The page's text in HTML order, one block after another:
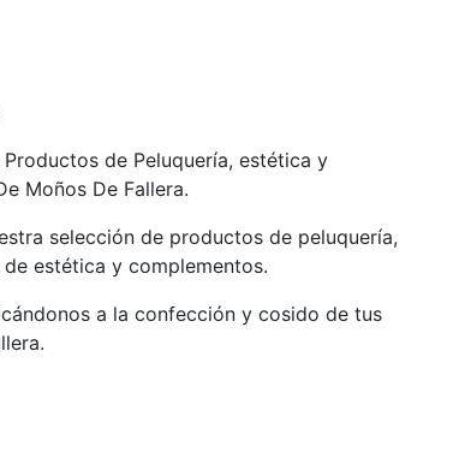
Productos de Peluquería, estética y
Moños De Fallera.
selección de productos de peluquería,
estética y complementos.
a la confección y cosido de tus